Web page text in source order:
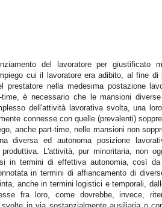
del lavoratore per giustificato
cui il lavoratore era adibito, al fine
prestatore nella medesima postazione
time, è necessario che le mansioni
dell'attività lavorativa svolta, una
connesse con quelle (prevalenti)
anche part-time, nelle mansioni non
diversa ed autonoma posizione
produttiva. L'attività, pur minoritaria, non
in termini di effettiva autonomia, così
in termini di affiancamento di
anche in termini logistici e temporali,
fra loro, come dovrebbe, invece,